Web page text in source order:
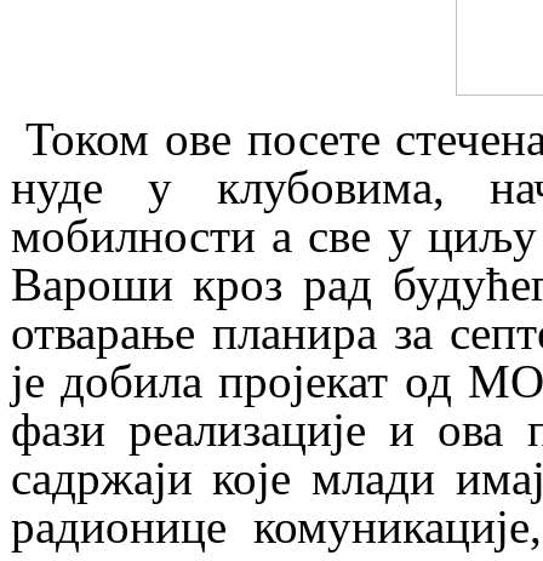
Током ове посете
нуде у клубовима,
мобилности а све у
Вароши кроз рад
отварање планира за
је добила пројекат од
фази реализације и ова
садржаји које млади
радионице